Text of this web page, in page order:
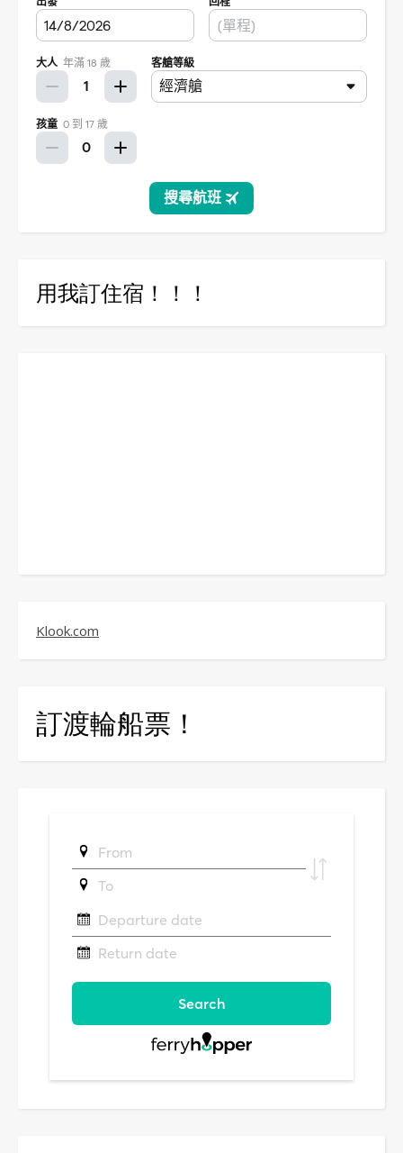
用我訂住宿！！！
Klook.com
訂渡輪船票！